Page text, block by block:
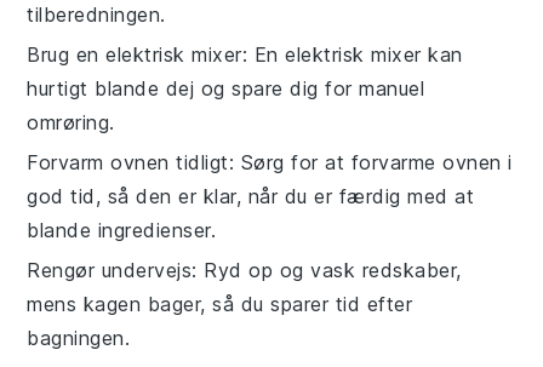
tilberedningen.
Brug en elektrisk mixer: Enelektrisk mixer kan
hurtigt blande dej og spare dig for manuel
omrøring.
Forvarm ovnen tidligt: Sørg for at forvarme ovnen i
god tid, så den er klar, når du er færdig med at
blande ingredienser.
Rengør undervejs: Ryd op og vask redskaber,
mens kagen bager, så du sparer tid efter
bagningen.